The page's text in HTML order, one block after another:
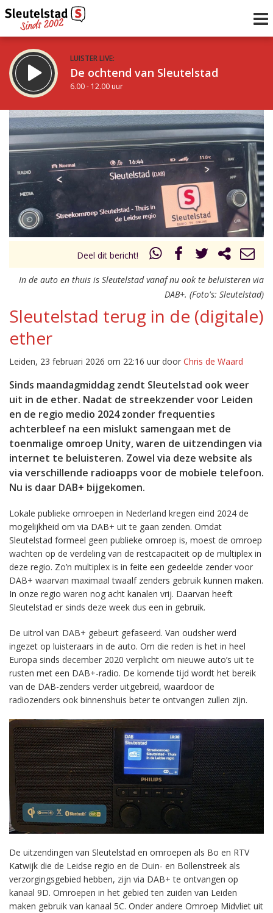
LUISTER LIVE:
De ochtend van Sleutelstad
6.00 - 12.00 uur
STRAKS:
De middag van Sleutelstad
12.00 - 17.00 uur
Vorig uur
uur 1 van 0 Volgend uur
Deel dit bericht!
In de auto en thuis is Sleutelstad vanaf nu ook te beluisteren via
DAB+. (Foto's: Sleutelstad)
Sleutelstad terug in de (digitale)
ether
Leiden, 23 februari 2026 om 22:16 uur door Chris de Waard
Sinds maandagmiddag zendt Sleutelstad ook weer
uit in de ether. Nadat de streekzender voor Leiden
en de regio medio 2024 zonder frequenties
achterbleef na een mislukt samengaan met de
toenmalige omroep Unity, waren de uitzendingen via
internet te beluisteren. Zowel via deze website als
via verschillende radioapps voor de mobiele telefoon.
Nu is daar DAB+ bijgekomen.
Lokale publieke omroepen in Nederland kregen eind 2024 de
mogelijkheid om via DAB+ uit te gaan zenden. Omdat
Sleutelstad formeel geen publieke omroep is, moest de omroep
wachten op de verdeling van de restcapaciteit op de multiplex in
deze regio. Zo’n multiplex is in feite een gedeelde zender voor
DAB+ waarvan maximaal twaalf zenders gebruik kunnen maken.
In onze regio waren nog acht kanalen vrij. Daarvan heeft
Sleutelstad er sinds deze week dus een in gebruik.
De uitrol van DAB+ gebeurt gefaseerd. Van oudsher werd
ingezet op luisteraars in de auto. Om die reden is het in heel
Europa sinds december 2020 verplicht om nieuwe auto’s uit te
rusten met een DAB+-radio. De komende tijd wordt het bereik
van de DAB-zenders verder uitgebreid, waardoor de
radiozenders ook binnenshuis beter te ontvangen zullen zijn.
De uitzendingen van Sleutelstad en omroepen als Bo en RTV
Katwijk die de Leidse regio en de Duin- en Bollenstreek als
verzorgingsgebied hebben, zijn via DAB+ te ontvangen op
kanaal 9D. Omroepen in het gebied ten zuiden van Leiden
maken gebruik van kanaal 5C. Onder andere Omroep Midvliet uit